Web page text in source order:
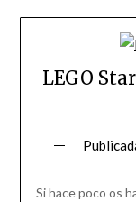
LEGO
Si hace poco os